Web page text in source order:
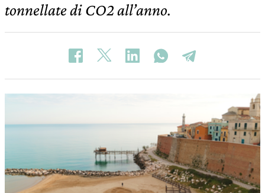
tonnellate di CO2 all’anno.